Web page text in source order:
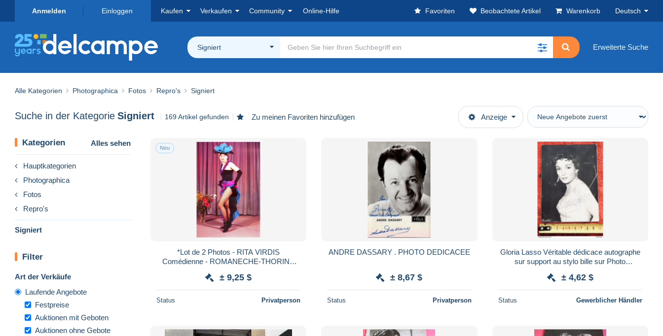
Anmelden Einloggen Kaufen Verkaufen Community Online-Hilfe Favoriten Beobachtete Artikel Warenkorb Deutsch
Signiert Erweiterte Suche
Alle Kategorien Photographica Fotos Repro's Signiert
Suche in der Kategorie Signiert 169 Artikel gefunden Zu meinen Favoriten hinzufügen Anzeige
Kategorien Alles sehen
Hauptkategorien
Photographica
Fotos
Repro's
Signiert
Filter
Art der Verkäufe
Laufende Angebote
Festpreise
Auktionen mit Geboten
Auktionen ohne Gebote
Neu
*Lot de 2 Photos - RITA VIRDIS
Comédienne - ROMANECHE-THORINS
± 9,25 $
Status Privatperson
ANDRE DASSARY . PHOTO DEDICACEE
± 8,67 $
Status Privatperson
Gloria Lasso Véritable dédicace autographe
sur support au stylo bille sur Photo
± 4,62 $
Status Gewerblicher Händler